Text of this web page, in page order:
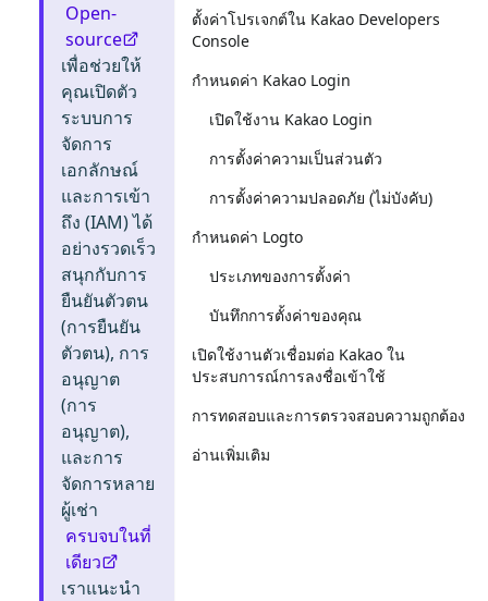
Open-
source
เพื่อช่วยให้
คุณเปิดตัว
ระบบการ
จัดการ
เอกลักษณ์
และการเข้า
ถึง (IAM) ได้
อย่างรวดเร็ว
สนุกกับการ
ยืนยันตัวตน
(การยืนยัน
ตัวตน), การ
อนุญาต
(การ
อนุญาต),
และการ
จัดการหลาย
ผู้เช่า
ครบจบในที่
เดียว
เราแนะนำ
ตั้งค่าโปรเจกต์ใน Kakao Developers
Console
กำหนดค่า Kakao Login
เปิดใช้งาน Kakao Login
การตั้งค่าความเป็นส่วนตัว
การตั้งค่าความปลอดภัย (ไม่บังคับ)
กำหนดค่า Logto
ประเภทของการตั้งค่า
บันทึกการตั้งค่าของคุณ
เปิดใช้งานตัวเชื่อมต่อ Kakao ใน
ประสบการณ์การลงชื่อเข้าใช้
การทดสอบและการตรวจสอบความถูกต้อง
อ่านเพิ่มเติม